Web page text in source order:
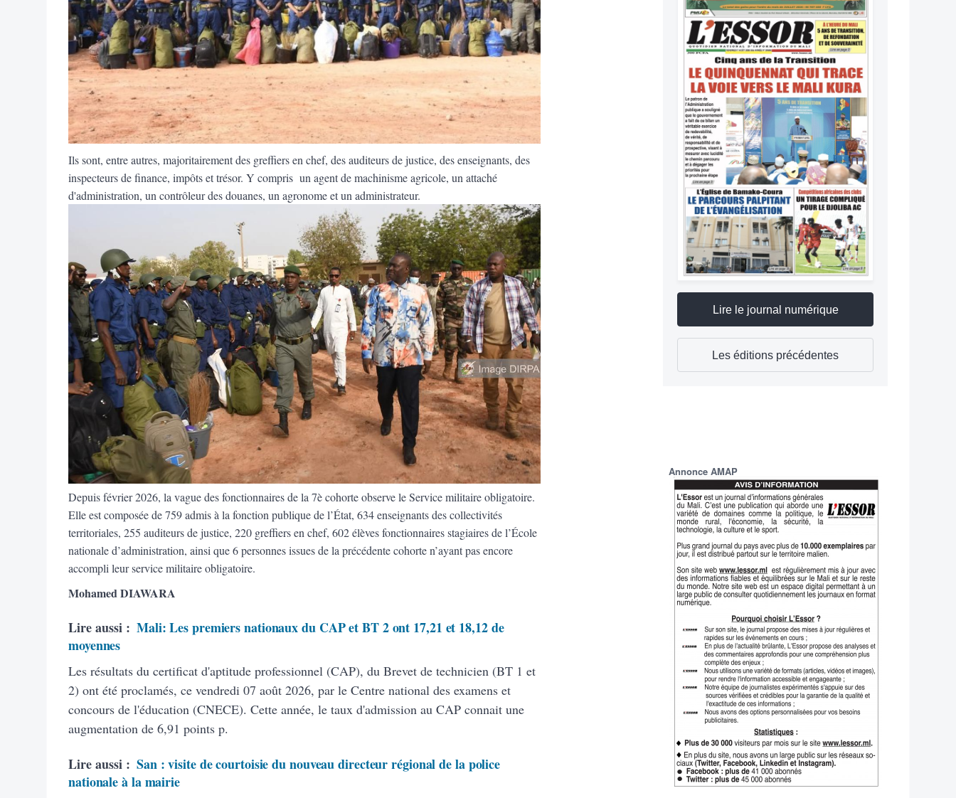
Ils sont, entre autres, majoritairement des greffiers en chef, des auditeurs de justice, des enseignants, des
inspecteurs de finance, impôts et trésor. Y compris un agent de machinisme agricole, un attaché
d'administration, un contrôleur des douanes, un agronome et un administrateur.
Depuis février 2026, la vague des fonctionnaires de la 7è cohorte observe le Service militaire obligatoire.
Elle est composée de 759 admis à la fonction publique de l’État, 634 enseignants des collectivités
territoriales, 255 auditeurs de justice, 220 greffiers en chef, 602 élèves fonctionnaires stagiaires de l’École
nationale d’administration, ainsi que 6 personnes issues de la précédente cohorte n’ayant pas encore
accompli leur service militaire obligatoire.
Mohamed DIAWARA
Lire aussi : Mali: Les premiers nationaux du CAP et BT 2 ont 17,21 et 18,12 de
moyennes
Les résultats du certificat d'aptitude professionnel (CAP), du Brevet de technicien (BT 1 et
2) ont été proclamés, ce vendredi 07 août 2026, par le Centre national des examens et
concours de l'éducation (CNECE). Cette année, le taux d'admission au CAP connait une
augmentation de 6,91 points p.
Lire aussi : San : visite de courtoisie du nouveau directeur régional de la police
nationale à la mairie
Lire le journal numérique
Les éditions précédentes
Annonce AMAP